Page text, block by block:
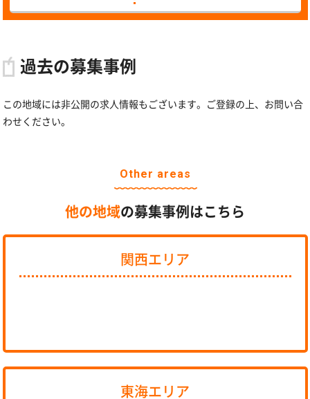
過去の募集事例
この地域には非公開の求人情報もございます。ご登録の上、お問い合
わせください。
Other areas
他の地域の募集事例はこちら
関西エリア
東海エリア